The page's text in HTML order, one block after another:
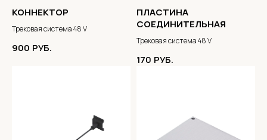
КОННЕКТОР
Трековая система 48 V
900 РУБ.
ПЛАСТИНА
СОЕДИНИТЕЛЬНАЯ
Трековая система 48 V
170 РУБ.